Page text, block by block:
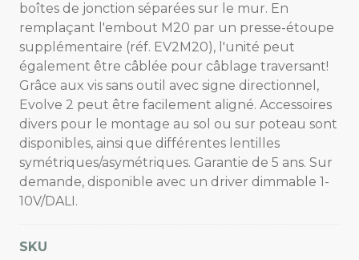
boîtes de jonction séparées sur le mur. En
remplaçant l'embout M20 par un presse-étoupe
supplémentaire (réf. EV2M20), l'unité peut
également être câblée pour câblage traversant!
Grâce aux vis sans outil avec signe directionnel,
Evolve 2 peut être facilement aligné. Accessoires
divers pour le montage au sol ou sur poteau sont
disponibles, ainsi que différentes lentilles
symétriques/asymétriques. Garantie de 5 ans. Sur
demande, disponible avec un driver dimmable 1-
10V/DALI.
SKU